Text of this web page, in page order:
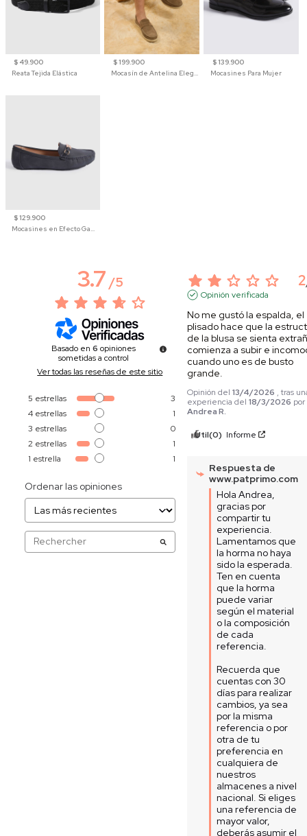
$ 49.900
Reata Tejida Elástica
$ 199.900
$ 139.900
Mocasines Para Mujer
$ 129.900
3.7/5
Basado en6 opiniones
sometidas a control
Ver todas las reseñas de este sitio
5 estrellas
3
4 estrellas
1
3 estrellas
0
2 estrellas
1
1 estrella 1
Ordenar las opiniones
2
Opinión verificada
No me gustó la espalda, el
plisado hace que la
de la blusa se sienta
comienza a subir e
cuando uno es de busto
grande.
Opinión del13/4/2026 , tras
experiencia del18/3/2026 por
Andrea R.
Útil(0) Informe
Respuesta de
www.patprimo.com
Hola Andrea,
gracias por
compartir tu
experiencia.
Lamentamos que
la horma no haya
sido la esperada.
Ten en cuenta
que la horma
puede variar
según el material
o la composición
de cada
referencia.
Recuerda que
cuentas con 30
días para realizar
cambios, ya sea
por la misma
referencia o por
otra de tu
preferencia en
cualquiera de
nuestros
almacenes a nivel
nacional. Si eliges
una referencia de
mayor valor,
deberás asumir el